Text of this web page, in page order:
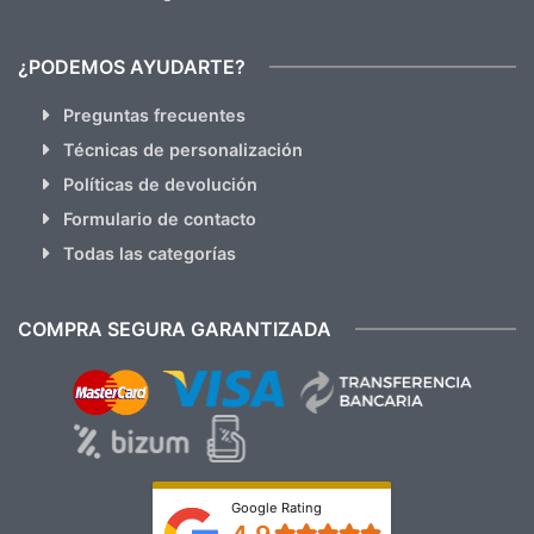
¿PODEMOS AYUDARTE?
Preguntas frecuentes
Técnicas de personalización
Políticas de devolución
Formulario de contacto
Todas las categorías
COMPRA SEGURA GARANTIZADA
Google Rating